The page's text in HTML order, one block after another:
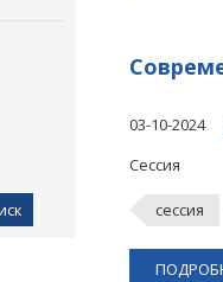
03-10-2024
Сессия
сессия